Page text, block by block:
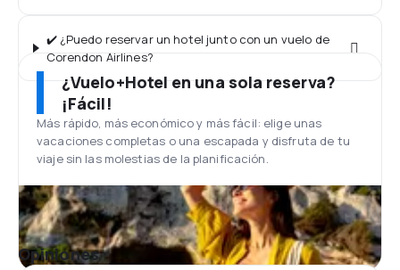
✔️ ¿Puedo reservar un hotel junto con un vuelo de
Corendon Airlines?
¿Vuelo+Hotel en una sola reserva?
¡Fácil!
Más rápido, más económico y más fácil: elige unas
vacaciones completas o una escapada y disfruta de tu
viaje sin las molestias de la planificación.
Opiniones